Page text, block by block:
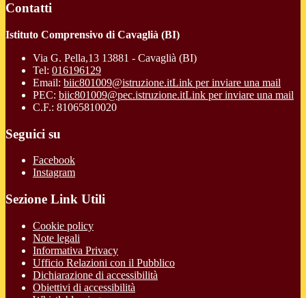
Contatti
Istituto Comprensivo di Cavaglià (BI)
Via G. Pella,13 13881 - Cavaglià (BI)
Tel: 016196129
Email: biic801009@istruzione.itLink per inviare una mail
PEC: biic801009@pec.istruzione.itLink per inviare una mail
C.F.: 81065810020
Seguici su
Facebook
Instagram
Sezione Link Utili
Cookie policy
Note legali
Informativa Privacy
Ufficio Relazioni con il Pubblico
Dichiarazione di accessibilità
Obiettivi di accessibilità